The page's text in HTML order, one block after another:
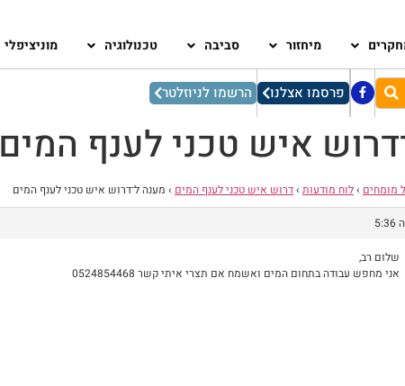
מיחזור סביבה טכנולוגיה מוניציפלי
פרסמו אצלנו הרשמו לניוזלטר
איש טכני לענף המים
מומחים ›לוח מודעות ›דרוש איש טכני לענף המים › מענה ל־דרוש איש טכני לענף המים
שלום רב,
אני מחפש עבודה בתחום המים ואשמח אם תצרי איתי קשר 0524854468